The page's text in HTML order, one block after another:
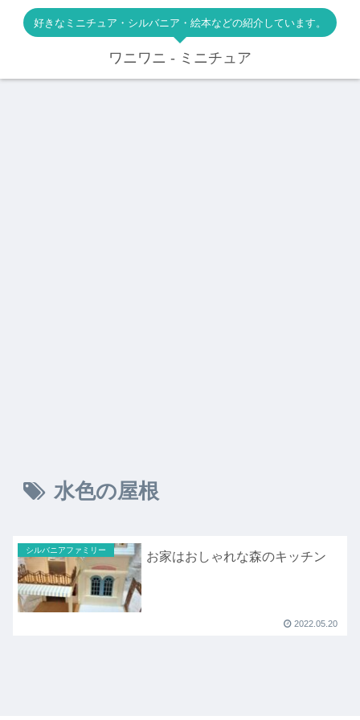
好きなミニチュア・シルバニア・絵本などの紹介しています。
ワニワニ - ミニチュア
水色の屋根
シルバニアファミリー お家はおしゃれな森のキッチン
2022.05.20